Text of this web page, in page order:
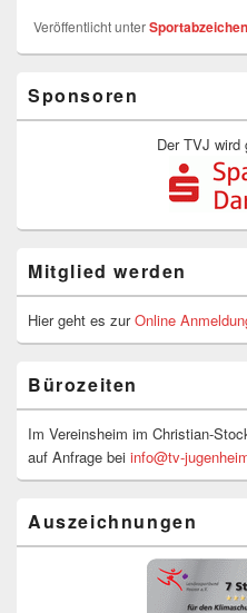
Veröffentlicht unterSportabzeichen
Seitenleisten-
Widgetbereich
Sponsoren
Der TVJ wird
Mitglied werden
Hier geht es zurOnline
Bürozeiten
Im Vereinsheim im Christian-
auf Anfrage bei info@tv-
Auszeichnungen